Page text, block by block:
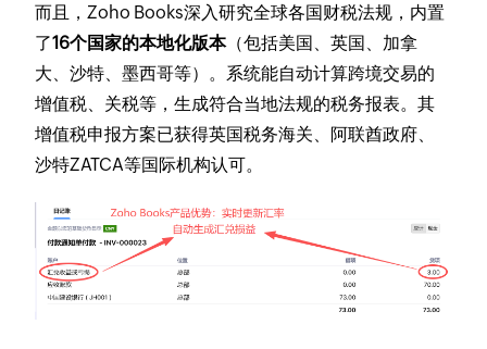
而且，Zoho Books深入研究全球各国财税法规，内置
了16个国家的本地化版本（包括美国、英国、加拿
大、沙特、墨西哥等）。系统能自动计算跨境交易的
增值税、关税等，生成符合当地法规的税务报表。其
增值税申报方案已获得英国税务海关、阿联酋政府、
沙特ZATCA等国际机构认可。